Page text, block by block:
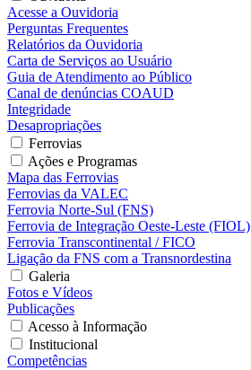
Acesse a Ouvidoria
Perguntas Frequentes
Relatórios da Ouvidoria
Carta de Serviços ao Usuário
Guia de Atendimento ao Público
Canal de denúncias COAUD
Integridade
Desapropriações
Ferrovias
Ações e Programas
Mapa das Ferrovias
Ferrovias da VALEC
Ferrovia Norte-Sul (FNS)
Ferrovia de Integração Oeste-Leste (FIOL)
Ferrovia Transcontinental / FICO
Ligação da FNS com a Transnordestina
Galeria
Fotos e Vídeos
Publicações
Acesso à Informação
Institucional
Competências